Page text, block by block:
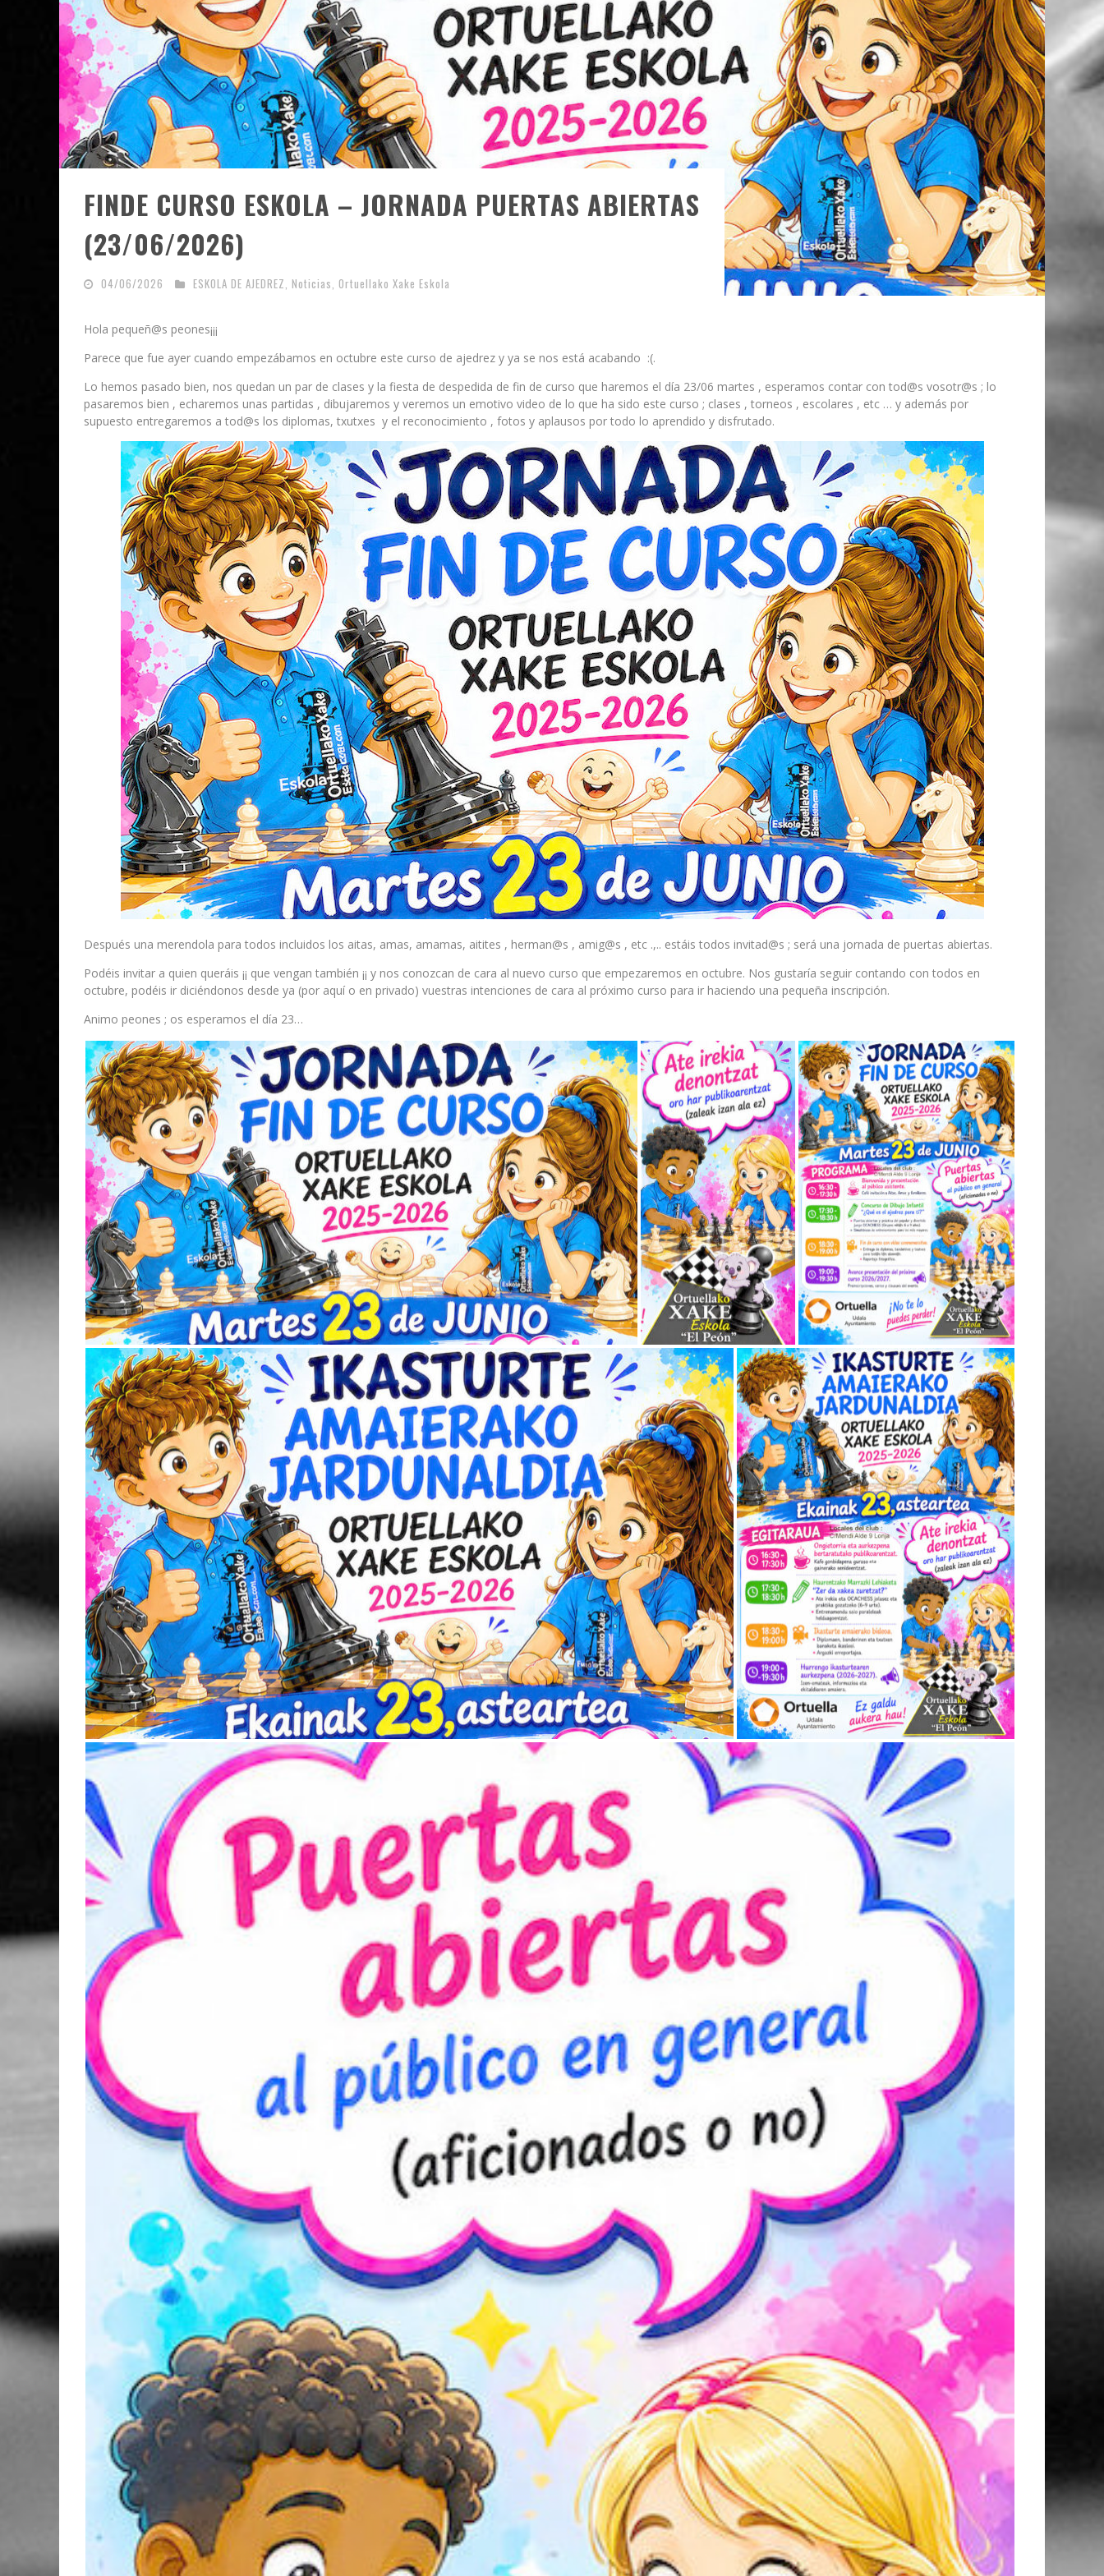
FINDE CURSO ESKOLA – JORNADA PUERTAS ABIERTAS
(23/06/2026)
04/06/2026 ESKOLA DE AJEDREZ Noticias Ortuellako Xake Eskola
Hola pequeñ@s peones¡¡¡
Parece que fue ayer cuando empezábamos en octubre este curso de ajedrez y ya se nos está acabando :(.
Lo hemos pasado bien, nos quedan un par de clases y la fiesta de despedida de fin de curso que haremos el día 23/06 martes , esperamos contar con tod@s vosotr@s ; lo
pasaremos bien , echaremos unas partidas , dibujaremos y veremos un emotivo video de lo que ha sido este curso ; clases , torneos , escolares , etc … y además por
supuesto entregaremos a tod@s los diplomas, txutxes y el reconocimiento , fotos y aplausos por todo lo aprendido y disfrutado.
Después una merendola para todos incluidos los aitas, amas, amamas, aitites , herman@s , amig@s , etc .,.. estáis todos invitad@s ; será una jornada de puertas abiertas.
Podéis invitar a quien queráis ¡¡ que vengan también ¡¡ y nos conozcan de cara al nuevo curso que empezaremos en octubre. Nos gustaría seguir contando con todos en
octubre, podéis ir diciéndonos desde ya (por aquí o en privado) vuestras intenciones de cara al próximo curso para ir haciendo una pequeña inscripción.
Animo peones ; os esperamos el día 23…